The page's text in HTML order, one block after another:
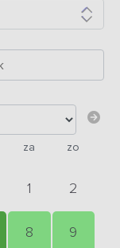
za zo
1 2
8 9